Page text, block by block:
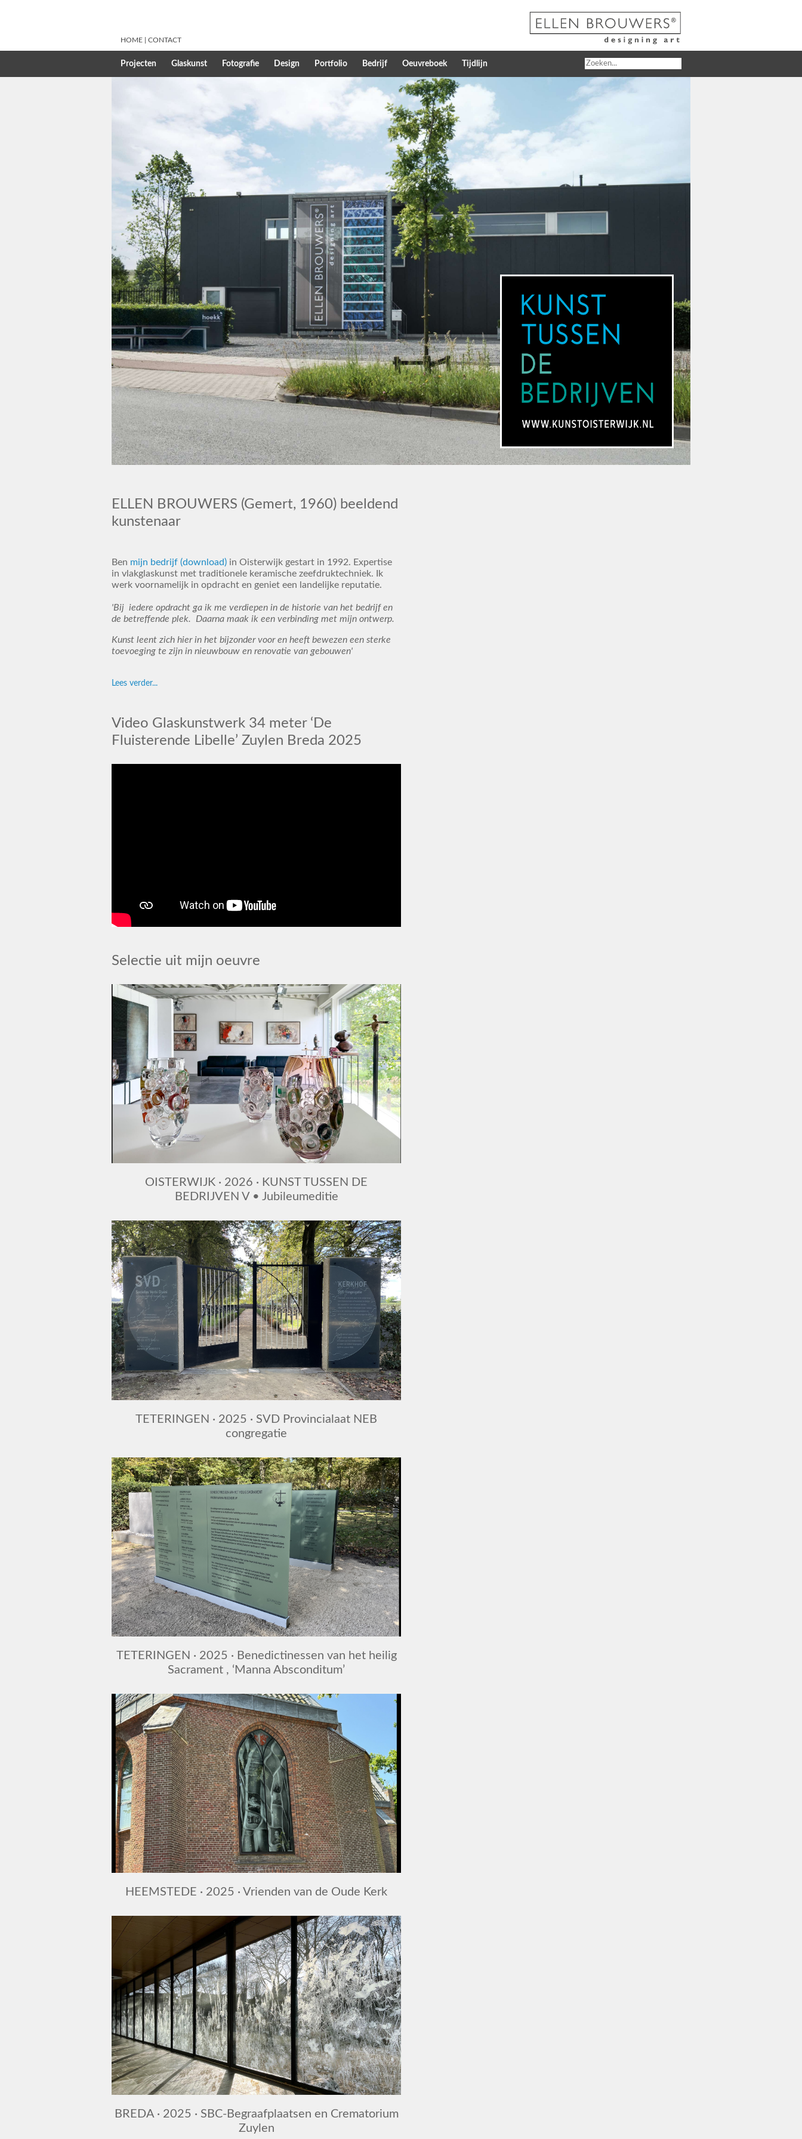
HOME CONTACT
Projecten Glaskunst Fotografie Design Portfolio Bedrijf Oeuvreboek Tijdlijn
ELLEN BROUWERS (Gemert, 1960) beeldend
kunstenaar
Ben mijn bedrijf (download) in Oisterwijk gestart in 1992. Expertise
in vlakglaskunst met traditionele keramische zeefdruktechniek. Ik
werk voornamelijk in opdracht en geniet een landelijke reputatie.
'Bij iedere opdracht ga ik me verdiepen in de historie van het bedrijf en
de betreffende plek. Daarna maak ik een verbinding met mijn ontwerp.
Kunst leent zich hier in het bijzonder voor en heeft bewezen een sterke
toevoeging te zijn in nieuwbouw en renovatie van gebouwen'
Lees verder...
Video Glaskunstwerk 34 meter ‘De
Fluisterende Libelle’ Zuylen Breda 2025
Selectie uit mijn oeuvre
OISTERWIJK · 2026 · KUNST TUSSEN DE
BEDRIJVEN V • Jubileumeditie
TETERINGEN · 2025 · SVD Provincialaat NEB
congregatie
TETERINGEN · 2025 · Benedictinessen van het heilig
Sacrament , ‘Manna Absconditum’
HEEMSTEDE · 2025 · Vrienden van de Oude Kerk
BREDA · 2025 · SBC-Begraafplaatsen en Crematorium
Zuylen